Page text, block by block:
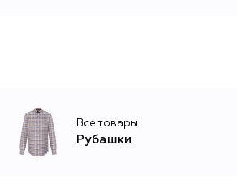
Все товары
Рубашки